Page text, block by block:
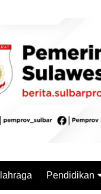
Pendidikan